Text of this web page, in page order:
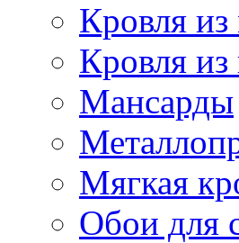
Кровля
Кровля
Мансарды
Мягкая
Обои для